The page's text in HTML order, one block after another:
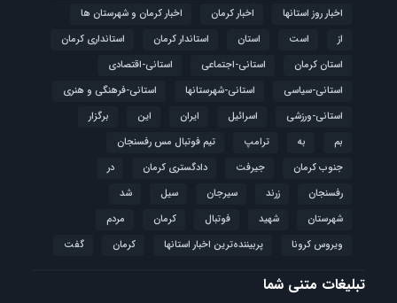
اخبار روز استانها
اخبار کرمان
اخبار کرمان و شهرستان ها
از
است استان استاندار کرمان
استانداری کرمان
استان کرمان
استانی-اجتماعی
استانی-اقتصادی
استانی-سیاسی
استانی-شهرستانها
استانی-فرهنگی و هنری
استانی-ورزشی
اسرائیل ایران این
برگزار
بم
به ترامپ
تیم فوتبال مس رفسنجان
جنوب کرمان
جیرفت دادگستری کرمان
در
رفسنجان
زرند سیرجان سیل
شد
شهرستان
شهید فوتبال كرمان
مردم
ویروس کرونا
پربیننده‌ترین اخبار استانها کرمان گفت
تبلیغات متنی شما